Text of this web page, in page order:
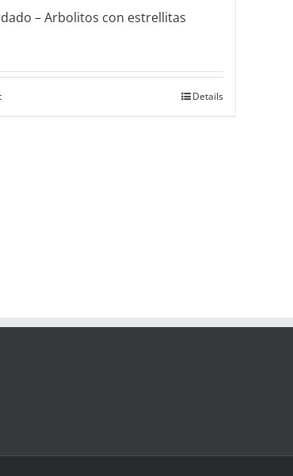
– Arbolitos con estrellitas
Details